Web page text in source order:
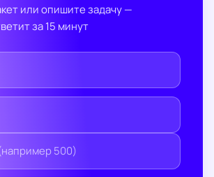
или опишите задачу —
за 15 минут